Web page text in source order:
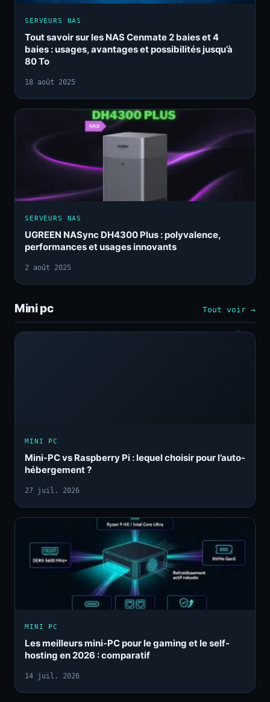
SERVEURS NAS
Tout savoir sur les NAS Cenmate 2 baies et 4
baies : usages, avantages et possibilités jusqu’à
80 To
18 août 2025
SERVEURS NAS
UGREEN NASync DH4300 Plus : polyvalence,
performances et usages innovants
2 août 2025
Mini pc Tout voir →
MINI PC
Mini-PC vs Raspberry Pi : lequel choisir pour l’auto-
hébergement ?
27 juil. 2026
MINI PC
Les meilleurs mini-PC pour le gaming et le self-
hosting en 2026 : comparatif
14 juil. 2026